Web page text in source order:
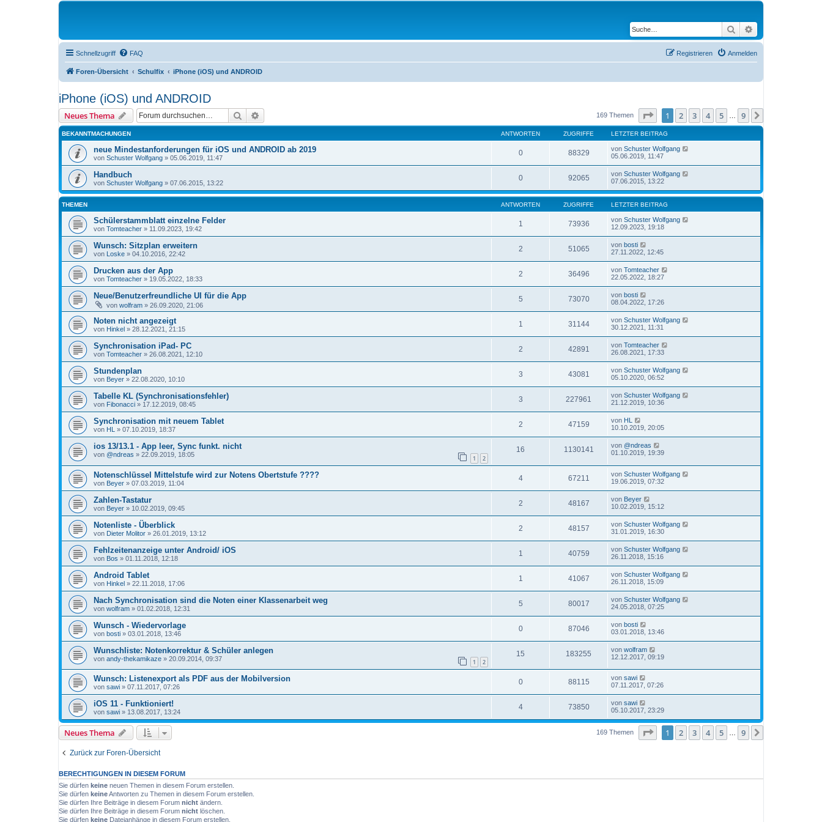
Suche
Schnellzugriff FAQ Anmelden
Registrieren
Foren-Übersicht Schulfix iPhone (iOS) und ANDROID
iPhone (iOS) und ANDROID
Neues Thema Suche 169 Themen Seite von9
1 2 3 4 5 9
BEKANNTMACHUNGEN ANTWORTEN ZUGRIFFE LETZTER BEITRAG
neue Mindestanforderungen für iOS und ANDROID ab 2019
von Schuster Wolfgang » 05.06.2019, 11:47
0 88329 von Schuster Wolfgang
05.06.2019, 11:47
Handbuch
von Schuster Wolfgang » 07.06.2015, 13:22
0 92065 von Schuster Wolfgang
07.06.2015, 13:22
THEMEN ANTWORTEN ZUGRIFFE LETZTER BEITRAG
Schülerstammblatt einzelne Felder
von Tomteacher » 11.09.2023, 19:42
1 73936 von Schuster Wolfgang
12.09.2023, 19:18
Wunsch: Sitzplan erweitern
von Loske » 04.10.2016, 22:42
2 51065 von bosti
27.11.2022, 12:45
Drucken aus der App
von Tomteacher » 19.05.2022, 18:33
2 36496 von Tomteacher
22.05.2022, 18:27
Neue/Benutzerfreundliche UI für die App
von wolfram » 26.09.2020, 21:06
5 73070 von bosti
08.04.2022, 17:26
Noten nicht angezeigt
von Hinkel » 28.12.2021, 21:15
1 31144 von Schuster Wolfgang
30.12.2021, 11:31
Synchronisation iPad- PC
von Tomteacher » 26.08.2021, 12:10
2 42891 von Tomteacher
26.08.2021, 17:33
Stundenplan
von Beyer » 22.08.2020, 10:10
3 43081 von Schuster Wolfgang
05.10.2020, 06:52
Tabelle KL (Synchronisationsfehler)
von Fibonacci » 17.12.2019, 08:45
3 227961 von Schuster Wolfgang
21.12.2019, 10:36
Synchronisation mit neuem Tablet
von HL » 07.10.2019, 18:37
2 47159 von HL
10.10.2019, 20:05
ios 13/13.1 - App leer, Sync funkt. nicht
von @ndreas » 22.09.2019, 18:05 1 2
16 1130141 von @ndreas
01.10.2019, 19:39
Notenschlüssel Mittelstufe wird zur Notens Obertstufe ????
von Beyer » 07.03.2019, 11:04
4 67211 von Schuster Wolfgang
19.06.2019, 07:32
Zahlen-Tastatur
von Beyer » 10.02.2019, 09:45
2 48167 von Beyer
10.02.2019, 15:12
Notenliste - Überblick
von Dieter Molitor » 26.01.2019, 13:12
2 48157 von Schuster Wolfgang
31.01.2019, 16:30
Fehlzeitenanzeige unter Android/ iOS
von Bos » 01.11.2018, 12:18
1 40759 von Schuster Wolfgang
26.11.2018, 15:16
Android Tablet
von Hinkel » 22.11.2018, 17:06
1 41067 von Schuster Wolfgang
26.11.2018, 15:09
Nach Synchronisation sind die Noten einer Klassenarbeit weg
von wolfram » 01.02.2018, 12:31
5 80017 von Schuster Wolfgang
24.05.2018, 07:25
Wunsch - Wiedervorlage
von bosti » 03.01.2018, 13:46
0 87046 von bosti
03.01.2018, 13:46
Wunschliste: Notenkorrektur & Schüler anlegen
von andy-thekamikaze » 20.09.2014, 09:37 1 2
15 183255 von wolfram
12.12.2017, 09:19
Wunsch: Listenexport als PDF aus der Mobilversion
von sawi » 07.11.2017, 07:26
0 88115 von sawi
07.11.2017, 07:26
iOS 11 - Funktioniert!
von sawi » 13.08.2017, 13:24
4 73850 von sawi
05.10.2017, 23:29
Neues Thema 169 Themen Seite von9
1 2 3 4 5 9
Zurück zur Foren-Übersicht
BERECHTIGUNGEN IN DIESEM FORUM
Sie dürfen keine neuen Themen in diesem Forum erstellen.
Sie dürfen keineAntworten zu Themen in diesem Forum erstellen.
Sie dürfen Ihre Beiträge in diesem Forum nicht ändern.
Sie dürfen Ihre Beiträge in diesem Forum nicht löschen.
Sie dürfen keine Dateianhänge in diesem Forum erstellen.